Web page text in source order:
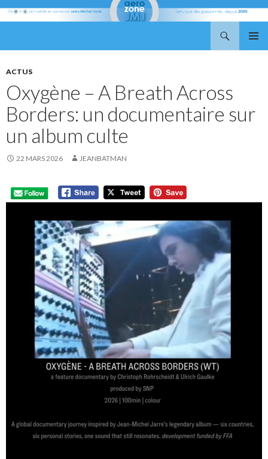
CONTENU
ACTUS
Oxygène – A Breath Across
Borders: un documentaire sur
un album culte
22 MARS 2026 JEANBATMAN